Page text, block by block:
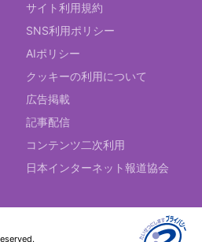
サイト利用規約
SNS利用ポリシー
AIポリシー
クッキーの利用について
広告掲載
記事配信
コンテンツ二次利用
日本インターネット報道協会